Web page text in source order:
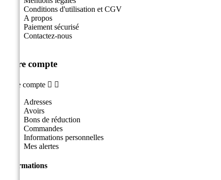
Conditions d'utilisation et CGV
A propos
Paiement sécurisé
Contactez-nous
Votre compte
Votre compte  
Adresses
Avoirs
Bons de réduction
Commandes
Informations personnelles
Mes alertes
Informations